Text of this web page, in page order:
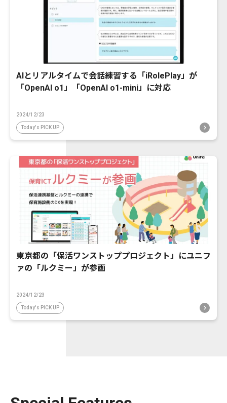
AIとリアルタイムで会話練習する「iRolePlay」が
「OpenAI o1」「OpenAI o1-mini」に対応
2024/12/23
Today's PICK UP
東京都の「保活ワンストッププロジェクト」にユニフ
ァの「ルクミー」が参画
2024/12/23
Today's PICK UP